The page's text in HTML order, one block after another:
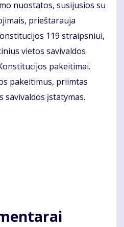
nuostatos, susijusios su
prieštarauja
119 straipsniui,
vietos savivaldos
pakeitimai.
pakeitimus, priimtas
savivaldos įstatymas.